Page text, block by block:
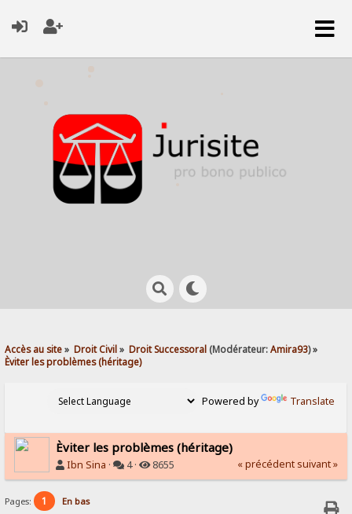
Accès au site» Droit Civil» Droit Successoral (Modérateur:Amira93) »
Èviter les problèmes (héritage)
Powered by Translate
Èviter les problèmes (héritage)
Ibn Sina · 4 · 8655 « précédent suivant »
Pages: 1 En bas